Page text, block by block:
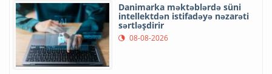
Danimarka məktəblərdə süni
intellektdən istifadəyə nəzarəti
sərtləşdirir
08-08-2026